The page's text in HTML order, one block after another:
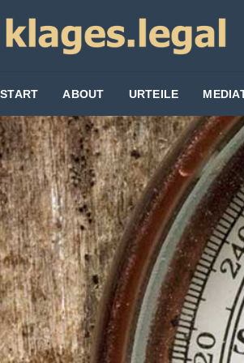
START ABOUT URTEILE